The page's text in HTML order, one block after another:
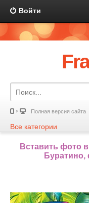
Войти
Полная версия сайта
Все категории
Вставить фото
Буратино,